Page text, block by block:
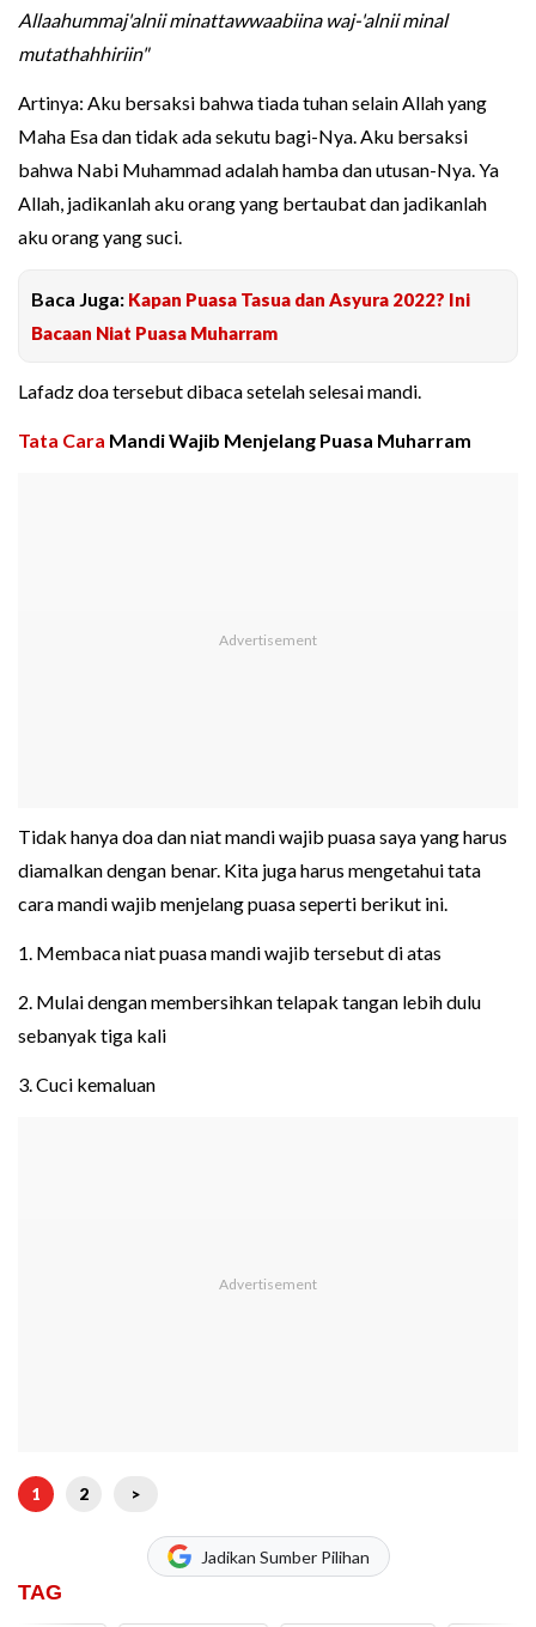
Allaahummaj'alnii minattawwaabiina waj-'alnii minal
mutathahhiriin"
Artinya: Aku bersaksi bahwa tiada tuhan selain Allah yang
Maha Esa dan tidak ada sekutu bagi-Nya. Aku bersaksi
bahwa Nabi Muhammad adalah hamba dan utusan-Nya. Ya
Allah, jadikanlah aku orang yang bertaubat dan jadikanlah
aku orang yang suci.
Baca Juga: Kapan Puasa Tasua dan Asyura 2022? Ini
Bacaan Niat Puasa Muharram
Lafadz doa tersebut dibaca setelah selesai mandi.
Tata Cara Mandi Wajib Menjelang Puasa Muharram
Tidak hanya doa dan niat mandi wajib puasa saya yang harus
diamalkan dengan benar. Kita juga harus mengetahui tata
cara mandi wajib menjelang puasa seperti berikut ini.
1. Membaca niat puasa mandi wajib tersebut di atas
2. Mulai dengan membersihkan telapak tangan lebih dulu
sebanyak tiga kali
3. Cuci kemaluan
1 2 >
Jadikan Sumber Pilihan
TAG